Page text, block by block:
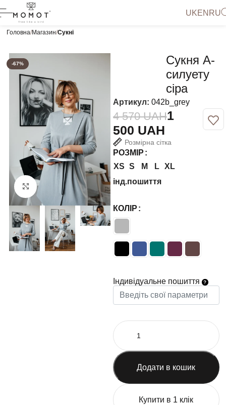
UKEN RU
Головна Магазин Сукні
-67%
Натисніть, щоб збільшити
Сукня А-
силуету
сіра
Артикул: 042b_grey
4 570UAH1
500 UAH
Розмірна сітка
РОЗМІР
XS S M L XL
інд.пошиття
КОЛІР
Індивідуальне пошиття
Додати в кошик
Купити в 1 клік